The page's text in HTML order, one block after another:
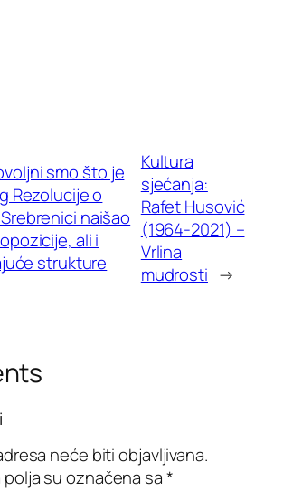
smo što je
Rezolucije o
naišao
ali i
strukture
Kultura
sjećanja:
Rafet Husović
(1964-2021) –
Vrlina
mudrosti →
neće biti objavljivana.
su označena sa*